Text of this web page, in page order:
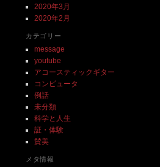
2020年3月
2020年2月
カテゴリー
message
youtube
アコースティックギター
コンピュータ
例話
未分類
科学と人生
証・体験
賛美
メタ情報